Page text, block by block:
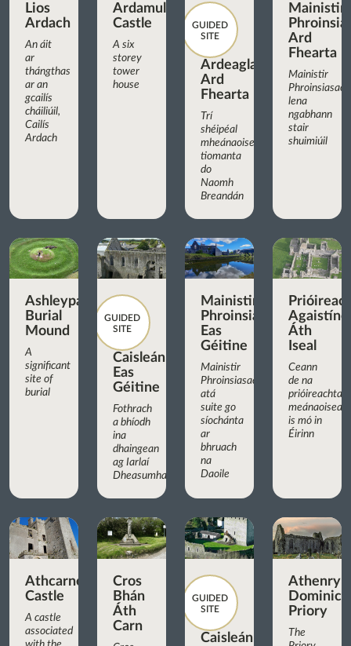
Lios
Ardach
An áit
ar
thángthas
ar an
gcailís
cháiliúil,
Cailís
Ardach
Ardamullivan
Castle
A six
storey
tower
house
GUIDED
SITE
Ardeaglais
Ard
Fhearta
Trí
shéipéal
mheánaoiseacha
tiomanta
do
Naomh
Breandán
Mainistir
Ard
Fhearta
Mainistir
Phroinsiasach
lena
ngabhann
stair
shuimiúil
Ashleypark
Burial
Mound
A
significant
site of
burial
GUIDED
SITE
Caisleán
Eas
Géitine
Fothrach
a bhíodh
ina
dhaingean
ag Iarlaí
Dheasumhan
Mainistir
Phroinsiasach
Eas
Géitine
Mainistir
Phroinsiasach
atá
suite go
síochánta
ar
bhruach
na
Daoile
Áth
Iseal
Ceann
de na
prióireachtaí
is mó in
Éirinn
Athcarne
Castle
A castle
associated
Cros
Bhán
Áth
Carn
GUIDED
SITE
Caisleán
Athenry
Priory
The